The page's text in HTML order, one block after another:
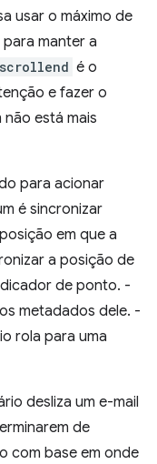
usar o máximo de
manter a
scrollend é o
e fazer o
está mais
para acionar
é sincronizar
em que a
a posição de
de ponto. -
metadados dele. -
rola para uma
desliza um e-mail
de
com base em onde